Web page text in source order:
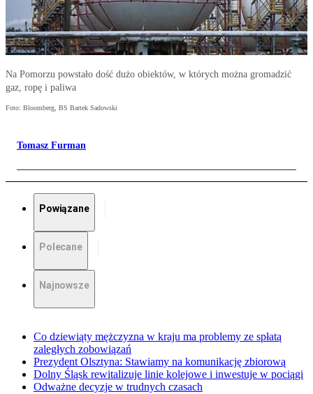
Na Pomorzu powstało dość dużo obiektów, w których można gromadzić
gaz, ropę i paliwa
Foto: Bloomberg, BS Bartek Sadowski
Tomasz Furman
Powiązane
Polecane
Najnowsze
Co dziewiąty mężczyzna w kraju ma problemy ze spłatą
zaległych zobowiązań
Prezydent Olsztyna: Stawiamy na komunikację zbiorową
Dolny Śląsk rewitalizuje linie kolejowe i inwestuje w pociągi
Odważne decyzje w trudnych czasach